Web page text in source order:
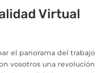
Virtual
el panorama del trabajo
vosotros una revolución